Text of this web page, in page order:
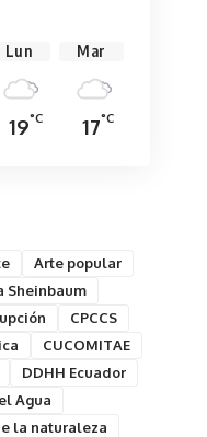
Lun
19°C
Mar
17°C
Arte popular
Sheinbaum
CPCCS
CUCOMITAE
DDHH Ecuador
Agua
la naturaleza